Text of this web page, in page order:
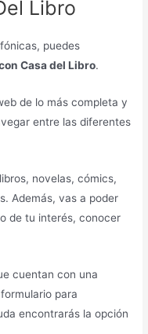
Libro
puedes
Casa del Libro.
de lo más completa y
entre las diferentes
novelas, cómics,
Además, vas a poder
de tu interés, conocer
cuentan con una
para
encontrarás la opción